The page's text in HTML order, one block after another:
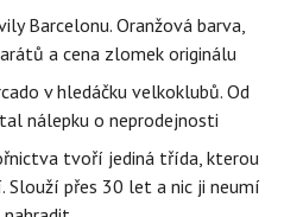
Barcelonu. Oranžová barva,
a cena zlomek originálu
v hledáčku velkoklubů. Od
nálepku o neprodejnosti
tvoří jediná třída, kterou
Slouží přes 30 let a nic ji neumí